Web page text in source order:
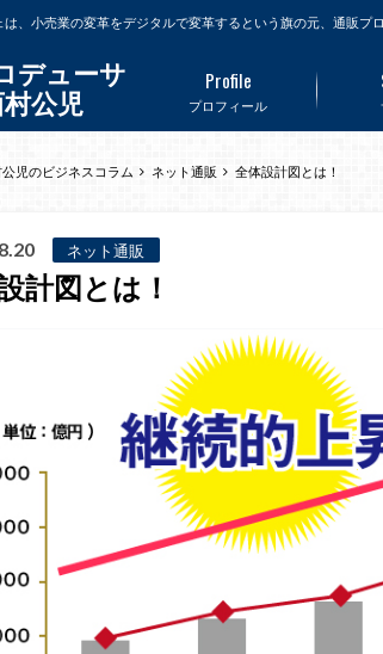
デューサ
公児
は、小売業の変革をデジタルで変革するという旗の元、通販
プロフィール
Profile
児のビジネスコラム ネット通販 全体設計図とは！
ネット通販
計図とは！